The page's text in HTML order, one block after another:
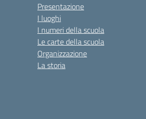
Presentazione
I luoghi
I numeri della scuola
Le carte della scuola
Organizzazione
La storia